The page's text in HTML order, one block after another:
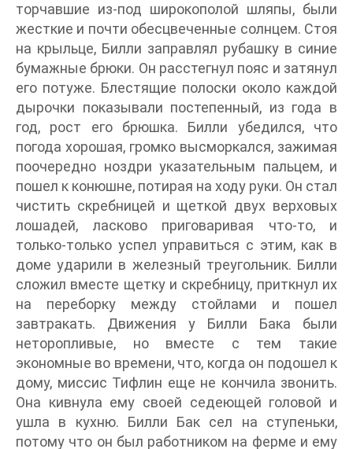
торчавшие из-под широкополой шляпы, были
жесткие и почти обесцвеченные солнцем. Стоя
на крыльце, Билли заправлял рубашку в синие
бумажные брюки. Он расстегнул пояс и затянул
его потуже. Блестящие полоски около каждой
дырочки показывали постепенный, из года в
год, рост его брюшка. Билли убедился, что
погода хорошая, громко высморкался, зажимая
поочередно ноздри указательным пальцем, и
пошел к конюшне, потирая на ходу руки. Он стал
чистить скребницей и щеткой двух верховых
лошадей, ласково приговаривая что-то, и
только-только успел управиться с этим, как в
доме ударили в железный треугольник. Билли
сложил вместе щетку и скребницу, приткнул их
на переборку между стойлами и пошел
завтракать. Движения у Билли Бака были
неторопливые, но вместе с тем такие
экономные во времени, что, когда он подошел к
дому, миссис Тифлин еще не кончила звонить.
Она кивнула ему своей седеющей головой и
ушла в кухню. Билли Бак сел на ступеньки,
потому что он был работником на ферме и ему